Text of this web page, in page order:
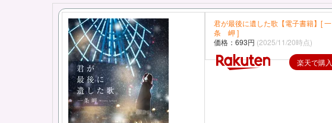
君が最後に遺した歌【電子書籍】[ 一
条 岬 ]
価格：693円 (2025/11/20時点)
楽天で購入